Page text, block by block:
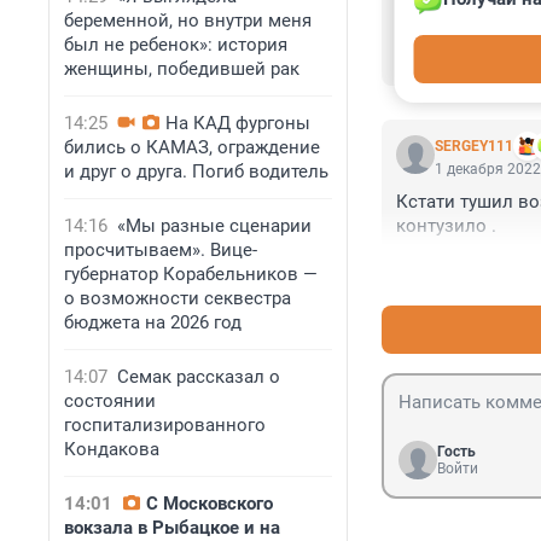
беременной, но внутри меня
был не ребенок»: история
женщины, победившей рак
14:25
На КАД фургоны
бились о КАМАЗ, ограждение
и друг о друга. Погиб водитель
14:16 «Мы разные сценарии
просчитываем». Вице-
губернатор Корабельников —
о возможности секвестра
бюджета на 2026 год
14:07 Семак рассказал о
состоянии
госпитализированного
Кондакова
14:01
С Московского
вокзала в Рыбацкое и на
Ну так
качестве
баллон,
инструкции? А
компьютеров и
газ. А продают
комнате, будет
пластиковый и
газа в эти
газком
SERGEY111
1 декабря
Кстати тушил
контузило .
Гость
Войти